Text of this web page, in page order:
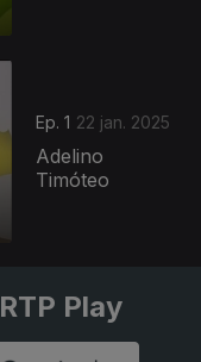
Ep. 1 22 jan. 2025
Adelino
Timóteo
RTP Play